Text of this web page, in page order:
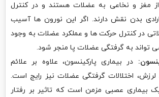
مغز و نخاعی به عضلات هستند و در کنترل
بدن نقش دارند. اگر این نورون ها آسیب
در کنترل حرکت ها و عملکرد عضلات به وجود
تواند به گرفتگی عضلات پا منجر شود.
در بیماری پارکینسون، علاوه بر علائم
لرزش، اختلالات گرفتگی عضلات نیز رایج است.
بیماری عصبی مزمن است که تاثیر بر رفتار